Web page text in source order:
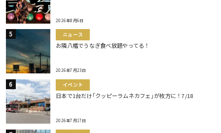
2026年8月6日
ニュース
お隣八幡でうなぎ食べ放題やってる！
2026年7月23日
イベント
日本で1台だけ｢クッピーラムネカフェ｣が枚方に！7/18
2026年7月17日